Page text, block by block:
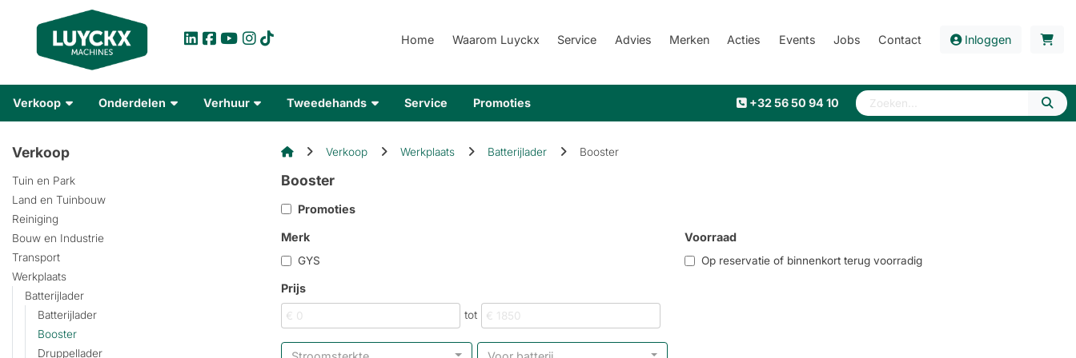
Home Waarom Luyckx Service Advies Merken Acties Events Jobs Contact Inloggen
Verkoop Onderdelen Verhuur Tweedehands Service Promoties +32 56 50 94 10
Verkoop
Tuin en Park
Land en Tuinbouw
Reiniging
Bouw en Industrie
Transport
Werkplaats
Batterijlader
Batterijlader
Booster
Druppellader
Verkoop Werkplaats Batterijlader Booster
Booster
Promoties
Merk
GYS
Voorraad
Op reservatie of binnenkort terug voorradig
Prijs
tot